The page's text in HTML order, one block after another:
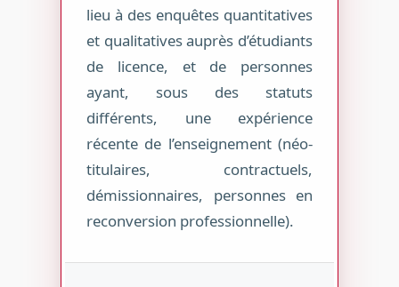
lieu à des enquêtes quantitatives
et qualitatives auprès d’étudiants
de licence, et de personnes
ayant, sous des statuts
différents, une expérience
récente de l’enseignement (néo-
titulaires, contractuels,
démissionnaires, personnes en
reconversion professionnelle).